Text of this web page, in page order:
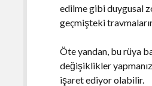
edilme gibi duygusal
geçmişteki
Öte yandan, bu rüya
değişiklikler
işaret ediyor olabilir.